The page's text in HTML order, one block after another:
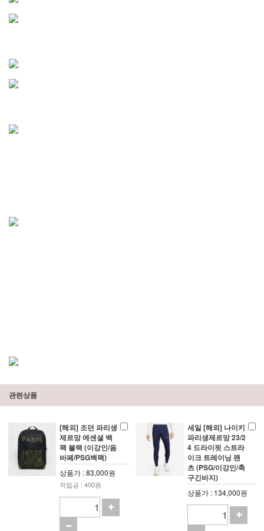
관련상품
[해외] 조던 파리생
제르망 에센셜 백
팩 블랙 (이강인/음
바페/PSG백팩)
상품가 : 83,000원
적립금 : 400원
세일 [해외] 나이키
파리생제르망 23/2
4 드라이핏 스트라
이크 트레이닝 팬
츠 (PSG/이강인/축
구긴바지)
상품가 : 134,000원